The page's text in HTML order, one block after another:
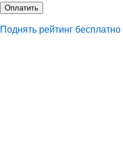
Оплатить
Поднять рейтинг бесплатно